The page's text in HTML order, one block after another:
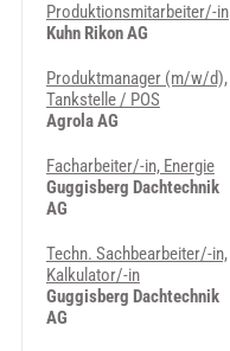
Produktionsmitarbeiter/-in
Kuhn Rikon AG
Produktmanager (m/w/d),
Tankstelle / POS
Agrola AG
Facharbeiter/-in, Energie
Guggisberg Dachtechnik
AG
Techn. Sachbearbeiter/-in,
Kalkulator/-in
Guggisberg Dachtechnik
AG